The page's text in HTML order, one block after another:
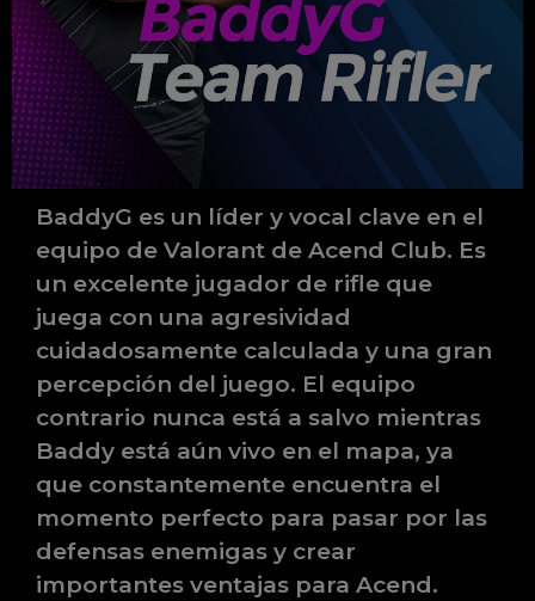
BaddyG es un líder y vocal clave en el
equipo de Valorant de Acend Club. Es
un excelente jugador de rifle que
juega con una agresividad
cuidadosamente calculada y una gran
percepción del juego. El equipo
contrario nunca está a salvo mientras
Baddy está aún vivo en el mapa, ya
que constantemente encuentra el
momento perfecto para pasar por las
defensas enemigas y crear
importantes ventajas para Acend.